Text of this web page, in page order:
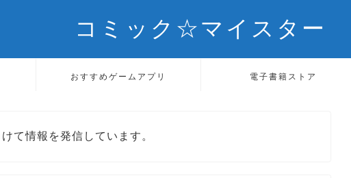
コミック☆マイスター
おすすめゲームアプリ 電子書籍ストア
て情報を発信しています。